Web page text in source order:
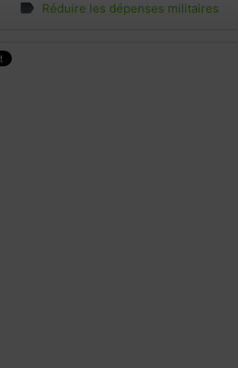
Réduire les dépenses militaires